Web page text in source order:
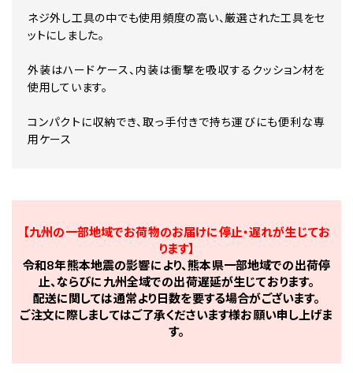
ネジ外し工具の中でも使用頻度の高い、厳選された工具をセ
ットにしました。
外装はハードケース、内装は衝撃を吸収するクッション材を
使用しています。
コンパクトに収納でき、取っ手付きで持ち運びにも便利な専
用ケース
【九州の一部地域でお荷物のお届けに停止・遅れが生じてお
ります】
令和8年熊本地震の影響により、熊本県一部地域での出荷停
止、ならびに九州全域での出荷遅延が生じております。
配送に関しては通常より日数を要する場合がございます。
ご注文に際しましてはご了承くださいます様お願い申し上げま
す。